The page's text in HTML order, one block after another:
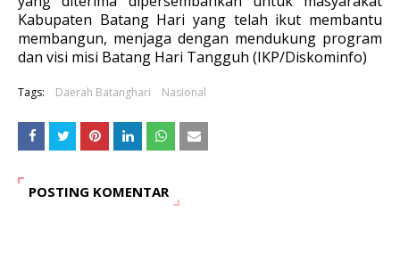
Kabupaten Batang Hari yang telah ikut membantu
membangun, menjaga dengan mendukung program
dan visi misi Batang Hari Tangguh (IKP/Diskominfo)
Tags: Daerah Batanghari Nasional
POSTING KOMENTAR